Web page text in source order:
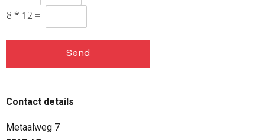
8 * 12 =
Send
Contact details
Metaalweg 7